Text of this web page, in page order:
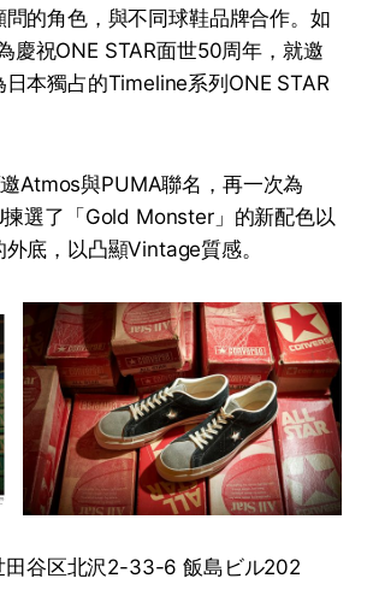
的角色，與不同球鞋品牌合作。如
慶祝ONE STAR面世50周年，就邀
本獨占的Timeline系列ONE STAR
Atmos與PUMA聯名，再一次為
選了「Gold Monster」的新配色以
底，以凸顯Vintage質感。
田谷区北沢2-33-6 飯島ビル202